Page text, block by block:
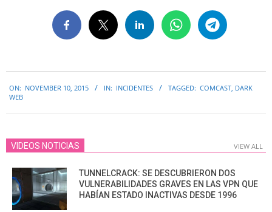
11-
ON: NOVEMBER 10, 2015 IN: INCIDENTES TAGGED: COMCAST, DARK
WEB
VIDEOS NOTICIAS VIEW ALL
TUNNELCRACK: SE DESCUBRIERON DOS
VULNERABILIDADES GRAVES EN LAS VPN QUE
HABÍAN ESTADO INACTIVAS DESDE 1996